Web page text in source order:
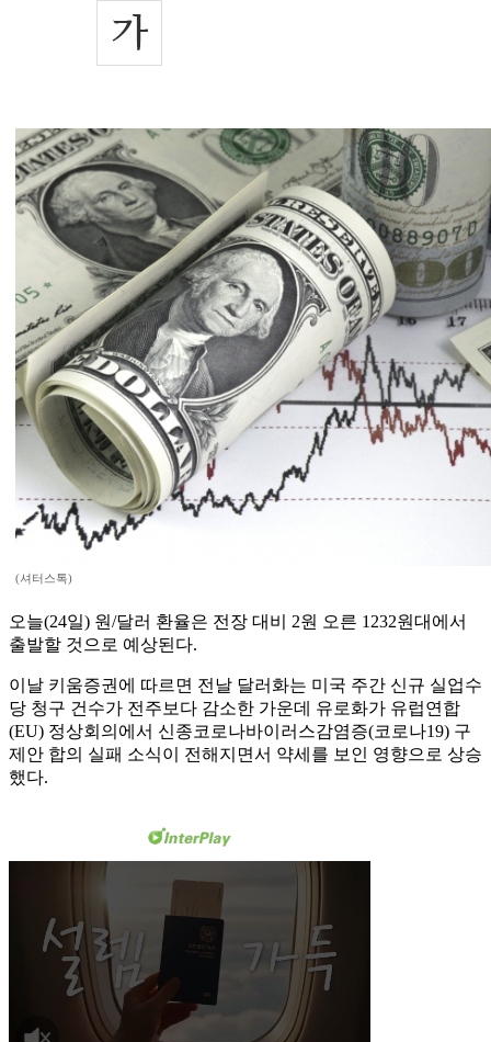
(셔터스톡)
오늘(24일) 원/달러 환율은 전장 대비 2원 오른 1232원대에서
출발할 것으로 예상된다.
이날 키움증권에 따르면 전날 달러화는 미국 주간 신규 실업수
당 청구 건수가 전주보다 감소한 가운데 유로화가 유럽연합
(EU) 정상회의에서 신종코로나바이러스감염증(코로나19) 구
제안 합의 실패 소식이 전해지면서 약세를 보인 영향으로 상승
했다.